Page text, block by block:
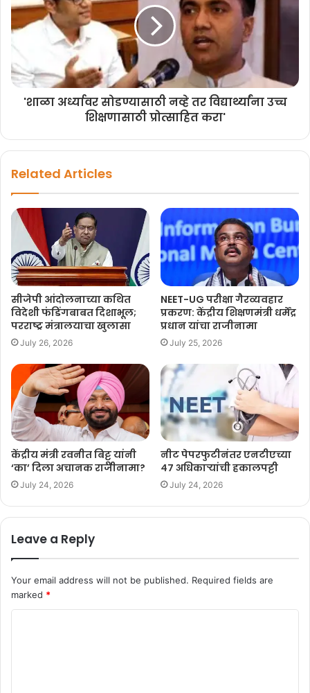
'शाळा अर्ध्यावर सोडण्यासाठी नव्हे तर विद्यार्थ्यांना उच्च
शिक्षणासाठी प्रोत्साहित करा'
Related Articles
सीजेपी आंदोलनाच्या कथित
विदेशी फंडिंगबाबत दिशाभूल;
परराष्ट्र मंत्रालयाचा खुलासा
July 26, 2026
NEET-UG परीक्षा गैरव्यवहार
प्रकरण: केंद्रीय शिक्षणमंत्री धर्मेंद्र
प्रधान यांचा राजीनामा
July 25, 2026
केंद्रीय मंत्री रवनीत बिट्टू यांनी
‘का’ दिला अचानक राजीनामा?
July 24, 2026
नीट पेपरफुटीनंतर एनटीएच्या
४७ अधिकाऱ्यांची हकालपट्टी
July 24, 2026
Leave a Reply
Your email address will not be published. Required fields are
marked *